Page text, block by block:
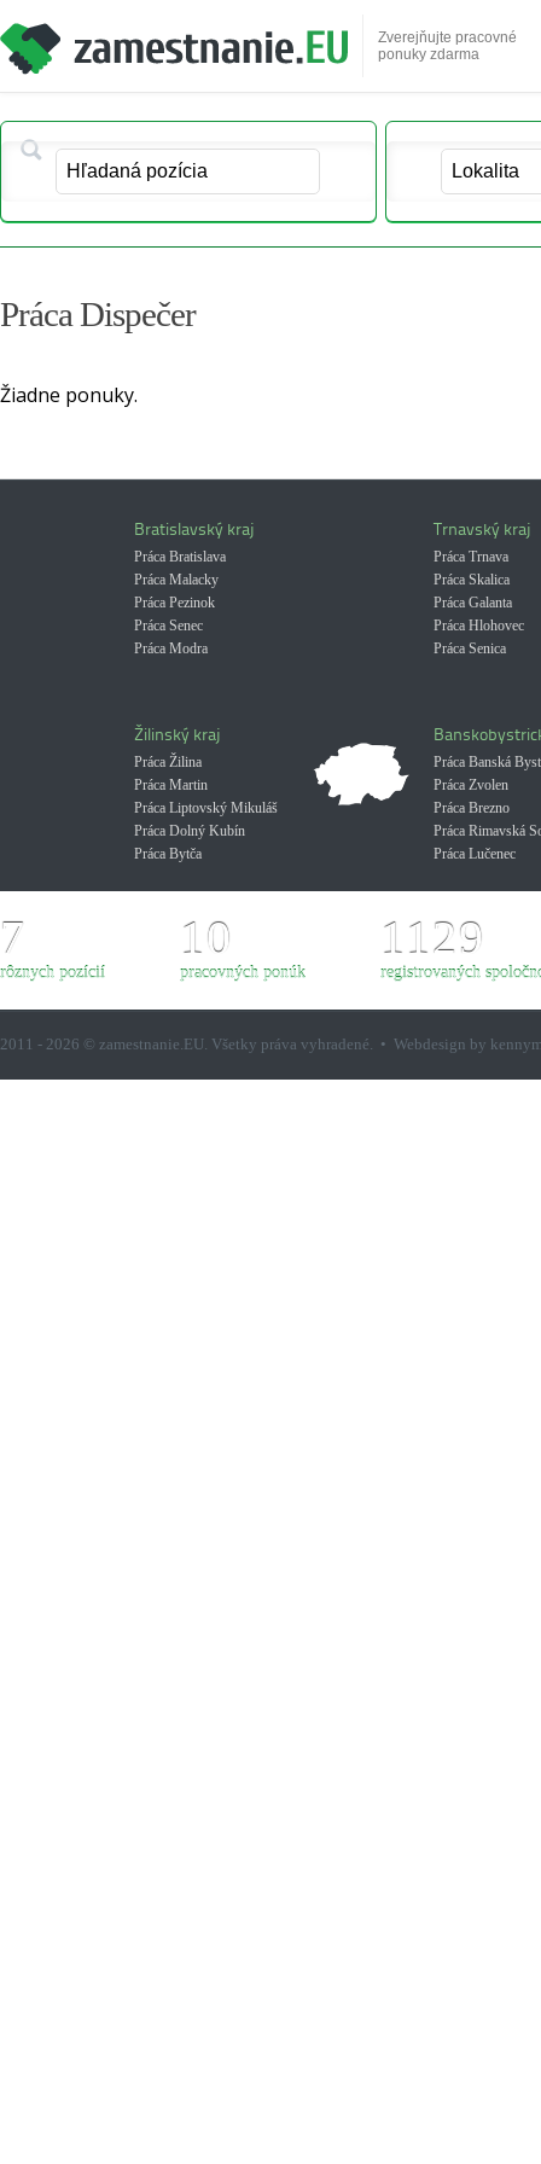
Zverejňujte pracovné
ponuky zdarma
Práca Dispečer
Žiadne ponuky.
Bratislavský kraj
Práca Bratislava
Práca Malacky
Práca Pezinok
Práca Senec
Práca Modra
Trnavský kraj
Práca Trnava
Práca Skalica
Práca Galanta
Práca Hlohovec
Práca Senica
Žilinský kraj
Práca Žilina
Práca Martin
Práca Liptovský Mikuláš
Práca Dolný Kubín
Práca Bytča
Práca Banská
Práca Zvolen
Práca Brezno
Práca Rimavská
Práca Lučenec
7
rôznych pozícií
10
pracovných ponúk
1129
registrovaných
2011 - 2026 © zamestnanie.EU. Všetky práva vyhradené. • Webdesign by